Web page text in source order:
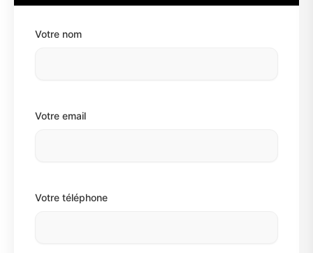
Votre nom
Votre email
Votre téléphone